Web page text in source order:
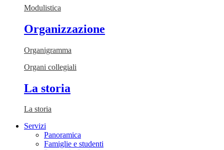
Modulistica
Organizzazione
Organigramma
Organi collegiali
La storia
La storia
Servizi
Panoramica
Famiglie e studenti